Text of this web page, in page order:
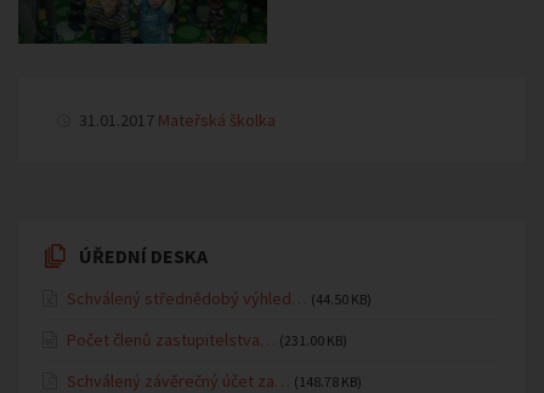
31.01.2017 Mateřská školka
ÚŘEDNÍ DESKA
Schválený střednědobý výhled… (44.50 KB)
Počet členů zastupitelstva… (231.00 KB)
Schválený závěrečný účet za… (148.78 KB)